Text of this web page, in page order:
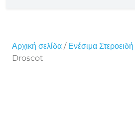
Αρχική σελίδα / Ενέσιμα Στεροειδή
Droscot